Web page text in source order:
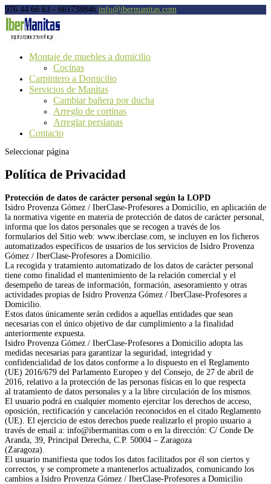
976 44 66 63 - 661738846 info@ibermanitas.com
Montaje de muebles a domicilio
Cocinas
Carpintero a Domicilio
Servicios de Manitas
Cambiar bañera por ducha
Arreglo de cortinas
Arreglar persianas
Contacto
Seleccionar página
Política de Privacidad
Protección de datos de carácter personal según la LOPD
Isidro Provenza Gómez / IberClase-Profesores a Domicilio, en aplicación de
la normativa vigente en materia de protección de datos de carácter personal,
informa que los datos personales que se recogen a través de los
formularios del Sitio web: www.iberclase.com, se incluyen en los ficheros
automatizados específicos de usuarios de los servicios de Isidro Provenza
Gómez / IberClase-Profesores a Domicilio.
La recogida y tratamiento automatizado de los datos de carácter personal
tiene como finalidad el mantenimiento de la relación comercial y el
desempeño de tareas de información, formación, asesoramiento y otras
actividades propias de Isidro Provenza Gómez / IberClase-Profesores a
Domicilio.
Estos datos únicamente serán cedidos a aquellas entidades que sean
necesarias con el único objetivo de dar cumplimiento a la finalidad
anteriormente expuesta.
Isidro Provenza Gómez / IberClase-Profesores a Domicilio adopta las
medidas necesarias para garantizar la seguridad, integridad y
confidencialidad de los datos conforme a lo dispuesto en el Reglamento
(UE) 2016/679 del Parlamento Europeo y del Consejo, de 27 de abril de
2016, relativo a la protección de las personas físicas en lo que respecta
al tratamiento de datos personales y a la libre circulación de los mismos.
El usuario podrá en cualquier momento ejercitar los derechos de acceso,
oposición, rectificación y cancelación reconocidos en el citado Reglamento
(UE). El ejercicio de estos derechos puede realizarlo el propio usuario a
través de email a: info@ibermanitas.com o en la dirección: C/ Conde De
Aranda, 39, Principal Derecha, C.P. 50004 – Zaragoza
(Zaragoza).
El usuario manifiesta que todos los datos facilitados por él son ciertos y
correctos, y se compromete a mantenerlos actualizados, comunicando los
cambios a Isidro Provenza Gómez / IberClase-Profesores a Domicilio